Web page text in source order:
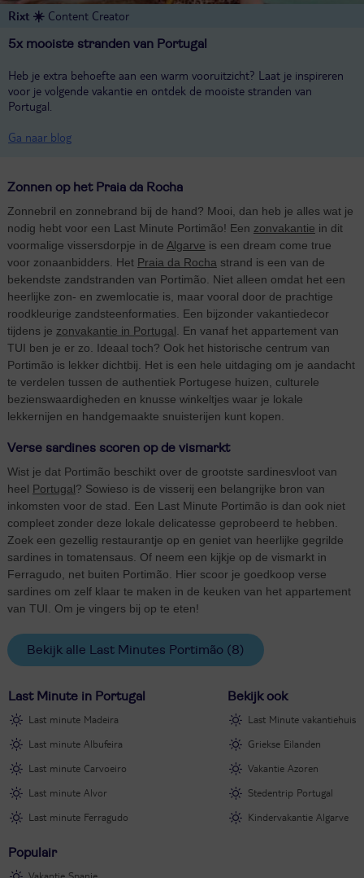
Rixt ☀️ Content Creator
5x mooiste stranden van Portugal
Heb je extra behoefte aan een warm vooruitzicht? Laat je inspireren
voor je volgende vakantie en ontdek de mooiste stranden van
Portugal.
Ga naar blog
Zonnen op het Praia da Rocha
Zonnebril en zonnebrand bij de hand? Mooi, dan heb je alles wat je
nodig hebt voor een Last Minute Portimão! Een zonvakantie in dit
voormalige vissersdorpje in de Algarve is een dream come true
voor zonaanbidders. Het Praia da Rocha strand is een van de
bekendste zandstranden van Portimão. Niet alleen omdat het een
heerlijke zon- en zwemlocatie is, maar vooral door de prachtige
roodkleurige zandsteenformaties. Een bijzonder vakantiedecor
tijdens je zonvakantie in Portugal . En vanaf het appartement van
TUI ben je er zo. Ideaal toch? Ook het historische centrum van
Portimão is lekker dichtbij. Het is een hele uitdaging om je aandacht
te verdelen tussen de authentiek Portugese huizen, culturele
bezienswaardigheden en knusse winkeltjes waar je lokale
lekkernijen en handgemaakte snuisterijen kunt kopen.
Verse sardines scoren op de vismarkt
Wist je dat Portimão beschikt over de grootste sardinesvloot van
heel Portugal? Sowieso is de visserij een belangrijke bron van
inkomsten voor de stad. Een Last Minute Portimão is dan ook niet
compleet zonder deze lokale delicatesse geprobeerd te hebben.
Zoek een gezellig restaurantje op en geniet van heerlijke gegrilde
sardines in tomatensaus. Of neem een kijkje op de vismarkt in
Ferragudo, net buiten Portimão. Hier scoor je goedkoop verse
sardines om zelf klaar te maken in de keuken van het appartement
van TUI. Om je vingers bij op te eten!
Bekijk alle Last Minutes Portimão (8)
Last Minute in Portugal
Last minute Madeira
Last minute Albufeira
Last minute Carvoeiro
Last minute Alvor
Last minute Ferragudo
Bekijk ook
Last Minute vakantiehuis
Griekse Eilanden
Vakantie Azoren
Stedentrip Portugal
Kindervakantie Algarve
Populair